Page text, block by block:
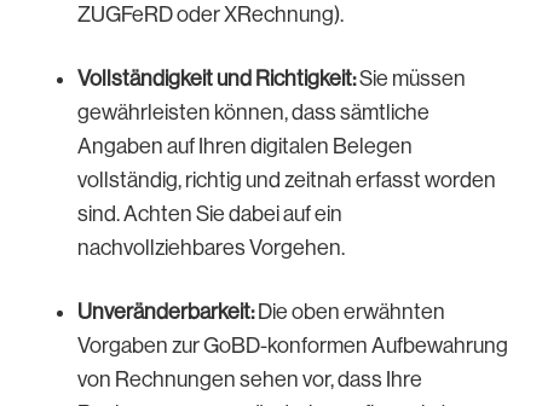
ZUGFeRD oder XRechnung).
Vollständigkeit und Richtigkeit:Sie müssen
gewährleisten können, dass sämtliche
Angaben auf Ihren digitalen Belegen
vollständig, richtig und zeitnah erfasst worden
sind. Achten Sie dabei auf ein
nachvollziehbares Vorgehen.
Unveränderbarkeit: Die oben erwähnten
Vorgaben zur GoBD-konformen Aufbewahrung
von Rechnungen sehen vor, dass Ihre